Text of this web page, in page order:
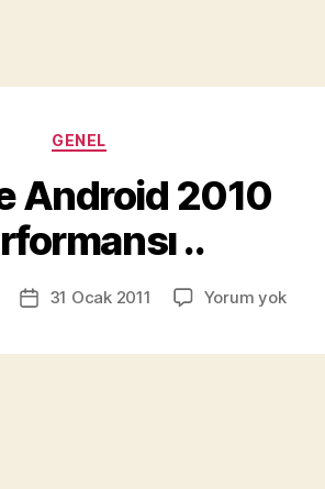
Kategoriler
GENEL
Android 2010
..
Yazı31 Ocak 2011 Yorum yok